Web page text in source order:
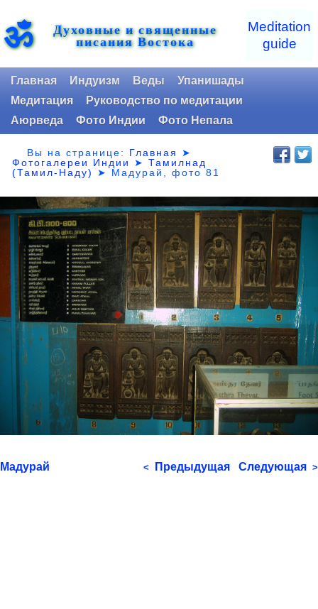
ॐ Духовные и священные
писания Востока
Meditation
guide
Главная Индуизм Веды
Упанишады
Медитация
Руководство по медитации
Аюрведа
Фото Индии Фото Непала
Вы на странице: Главная
➤
Фотогалереи Индии
➤Тамилнад
(Тамил-Наду)
➤ Мадурай, фото 81
Мадурай < Предыдущая Следующая >